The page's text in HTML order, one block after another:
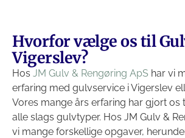
Hvorfor vælge os til
Vigerslev?
Hos JM Gulv & Rengøring ApS har vi
erfaring med gulvservice i Vigerslev
Vores mange års erfaring har gjort os
alle slags gulvtyper. Hos JM Gulv &
vi mange forskellige opgaver,